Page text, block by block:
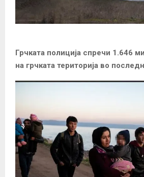
Грчката полиција спречи 1.646
на грчката територија во